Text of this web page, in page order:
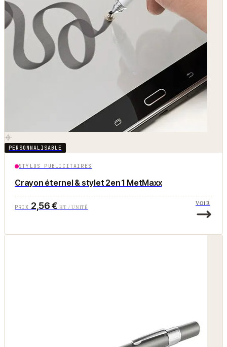
PERSONNALISABLE
STYLOS PUBLICITAIRES
Crayon éternel & stylet 2en1 MetMaxx
PRIX 2,56 €HT / UNITÉ
VOIR